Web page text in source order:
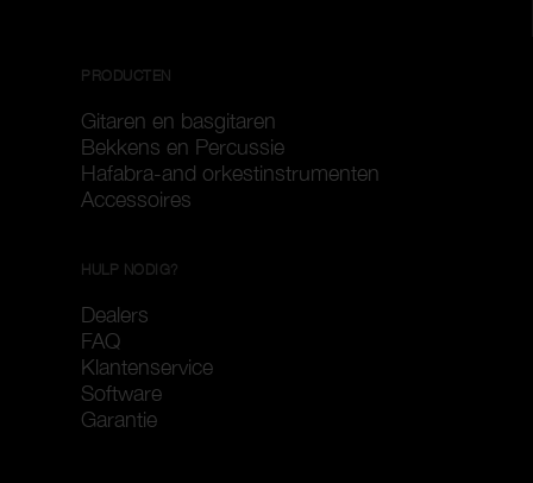
PRODUCTEN
Gitaren en basgitaren
Bekkens en Percussie
Hafabra-and orkestinstrumenten
Accessoires
HULP NODIG?
Dealers
FAQ
Klantenservice
Software
Garantie